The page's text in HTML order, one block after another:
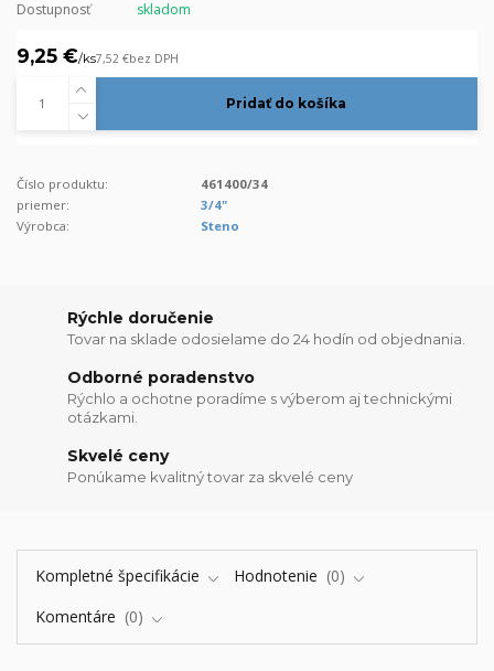
Dostupnosť skladom
9,25 €/ks7,52 €bez DPH
Pridať do košíka
Číslo produktu:
461400/34
priemer:
3/4"
Výrobca:
Steno
Rýchle doručenie
Tovar na sklade odosielame do 24 hodín od objednania.
Odborné poradenstvo
Rýchlo a ochotne poradíme s výberom aj technickými
otázkami.
Skvelé ceny
Ponúkame kvalitný tovar za skvelé ceny
Kompletné špecifikácie Hodnotenie
0
Komentáre
0